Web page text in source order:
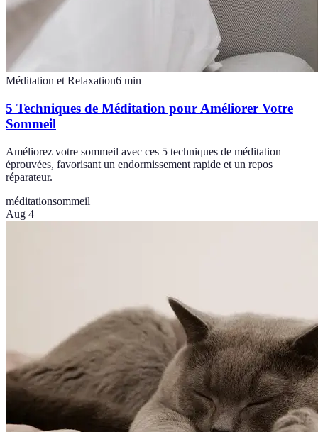
Méditation et Relaxation6 min
5 Techniques de Méditation pour Améliorer Votre
Sommeil
Améliorez votre sommeil avec ces 5 techniques de méditation
éprouvées, favorisant un endormissement rapide et un repos
réparateur.
méditationsommeil
Aug 4